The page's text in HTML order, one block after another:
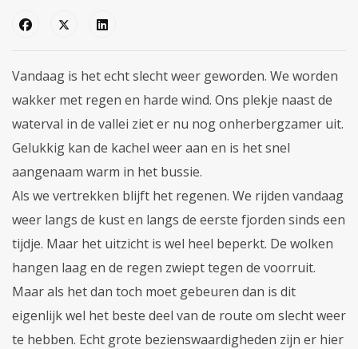
Vandaag is het echt slecht weer geworden. We worden
wakker met regen en harde wind. Ons plekje naast de
waterval in de vallei ziet er nu nog onherbergzamer uit.
Gelukkig kan de kachel weer aan en is het snel
aangenaam warm in het bussie.
Als we vertrekken blijft het regenen. We rijden vandaag
weer langs de kust en langs de eerste fjorden sinds een
tijdje. Maar het uitzicht is wel heel beperkt. De wolken
hangen laag en de regen zwiept tegen de voorruit.
Maar als het dan toch moet gebeuren dan is dit
eigenlijk wel het beste deel van de route om slecht weer
te hebben. Echt grote bezienswaardigheden zijn er hier